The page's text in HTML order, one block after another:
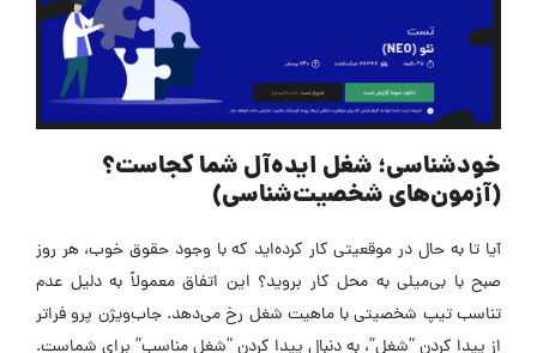
خودشناسی؛ شغل ایده‌آل شما کجاست؟
(آزمون‌های شخصیت‌شناسی)
آیا تا به حال در موقعیتی کار کرده‌اید که با وجود حقوق خوب، هر روز
صبح با بی‌میلی به محل کار بروید؟ این اتفاق معمولاً به دلیل عدم
تناسب تیپ شخصیتی با ماهیت شغل رخ می‌دهد. جاب‌ویژن پرو فراتر
از پیدا کردن “شغل”، به دنبال پیدا کردن “شغل مناسب” برای شماست.